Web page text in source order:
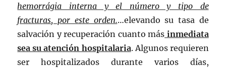
hemorrágia interna y el número y tipo de
fracturas, por este orden.…elevando su tasa de
salvación y recuperación cuanto más inmediata
sea su atención hospitalaria. Algunos requieren
ser hospitalizados durante varios días,